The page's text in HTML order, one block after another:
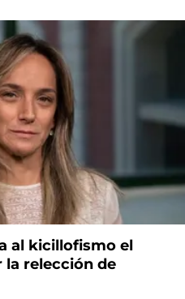
al kicillofismo el
relección de